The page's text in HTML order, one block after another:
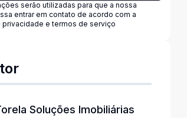
serão utilizadas para que a nossa
entrar em contato de acordo com a
privacidade e termos de serviço
Soluções Imobiliárias